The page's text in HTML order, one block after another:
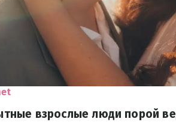
взрослые люди порой